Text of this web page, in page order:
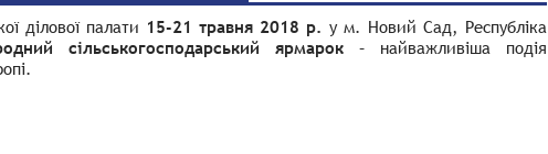
ділової палати 15-21 травня 2018 р. у м. Новий Сад, Республіка
сільськогосподарський ярмарок – найважливіша подія